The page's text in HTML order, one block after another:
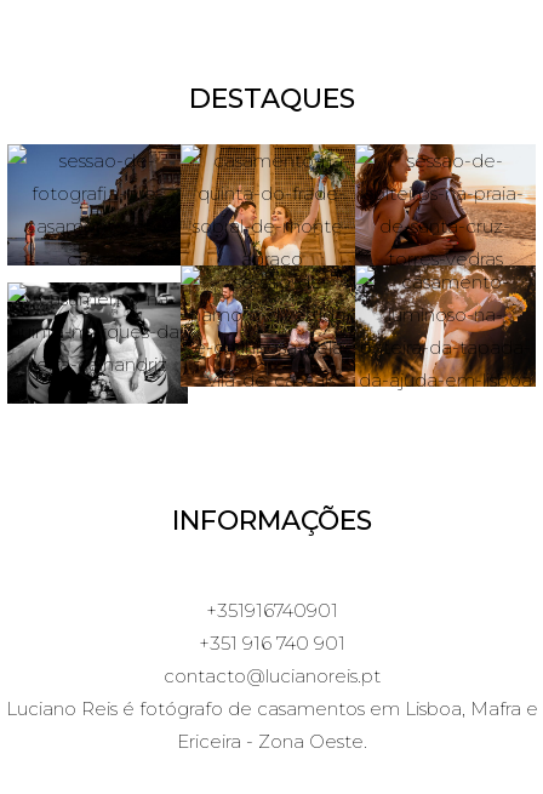
DESTAQUES
INFORMAÇÕES
+351916740901
+351 916 740 901
contacto@lucianoreis.pt
Luciano Reis é fotógrafo de casamentos em Lisboa, Mafra e
Ericeira - Zona Oeste.